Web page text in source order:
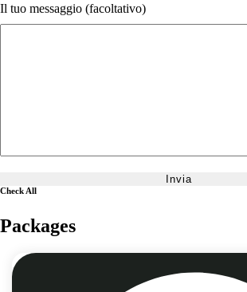
Il tuo messaggio (facoltativo)
Check All
Packages